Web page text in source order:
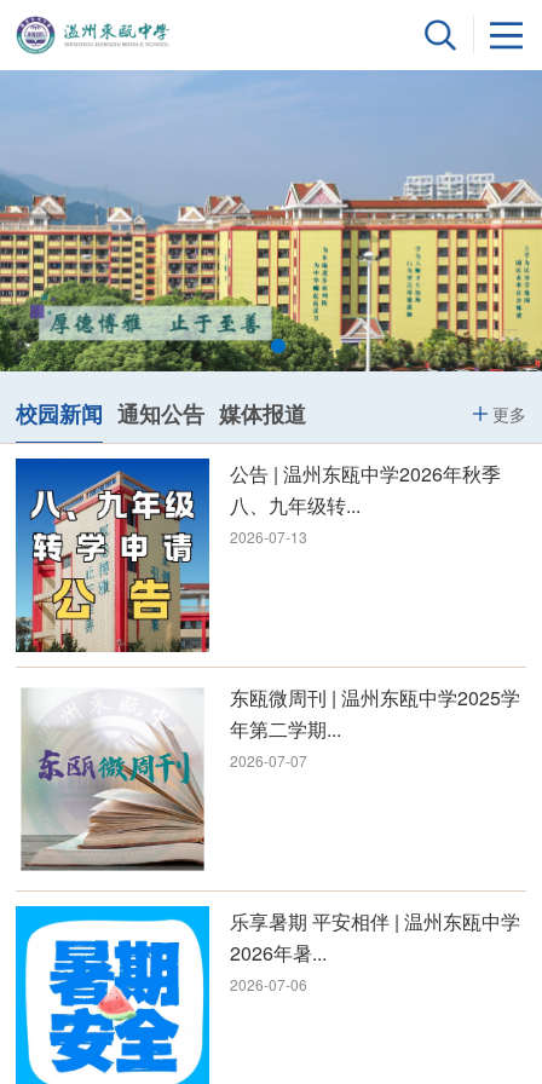
校园新闻 通知公告 媒体报道 更多
公告 | 温州东瓯中学2026年秋季
八、九年级转...
2026-07-13
东瓯微周刊 | 温州东瓯中学2025学
年第二学期...
2026-07-07
乐享暑期 平安相伴 | 温州东瓯中学
2026年暑...
2026-07-06